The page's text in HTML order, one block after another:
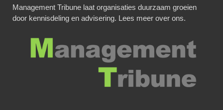
Management Tribune laat organisaties duurzaam groeien
door kennisdeling en advisering. Lees meer over ons.